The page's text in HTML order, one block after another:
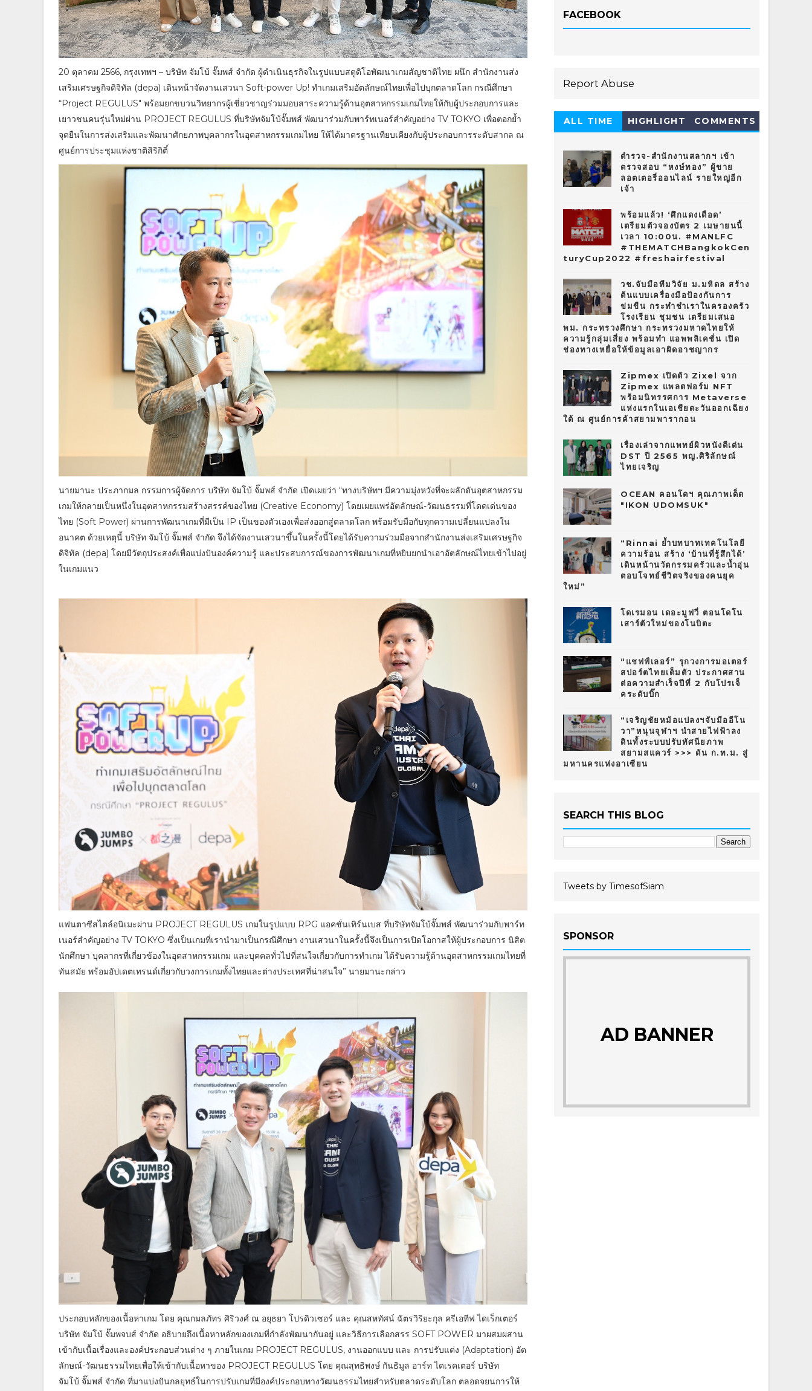
20 ตุลาคม 2566, กรุงเทพฯ – บริษัท จัมโบ้ จั๊มพส์ จำกัด ผู้ดำเนินธุรกิจในรูปแบบสตูดิโอพัฒนาเกมสัญชาติไทย ผนึก สำนักงานส่ง
เสริมเศรษฐกิจดิจิทัล (depa) เดินหน้าจัดงานเสวนา Soft-power Up! ทำเกมเสริมอัตลักษณ์ไทยเพื่อไปบุกตลาดโลก กรณีศึกษา
“Project REGULUS" พร้อมยกขบวนวิทยากรผู้เชี่ยวชาญร่วมมอบสาระความรู้ด้านอุตสาหกรรมเกมไทยให้กับผู้ประกอบการและ
เยาวชนคนรุ่นใหม่ผ่าน PROJECT REGULUS ที่บริษัทจัมโบ้จั๊มพส์ พัฒนาร่วมกับพาร์ทเนอร์สำคัญอย่าง TV TOKYO เพื่อตอกย้ำ
จุดยืนในการส่งเสริมและพัฒนาศักยภาพบุคลากรในอุตสาหกรรมเกมไทย ให้ได้มาตรฐานเทียบเคียงกับผู้ประกอบการระดับสากล ณ
ศูนย์การประชุมแห่งชาติสิริกิติ์
นายมานะ ประภากมล กรรมการผู้จัดการ บริษัท จัมโบ้ จั๊มพส์ จำกัด เปิดเผยว่า “ทางบริษัทฯ มีความมุ่งหวังที่จะผลักดันอุตสาหกรรม
เกมให้กลายเป็นหนึ่งในอุตสาหกรรมสร้างสรรค์ของไทย (Creative Economy) โดยเผยแพร่อัตลักษณ์-วัฒนธรรมที่โดดเด่นของ
ไทย (Soft Power) ผ่านการพัฒนาเกมที่มีเป็น IP เป็นของตัวเองเพื่อส่งออกสู่ตลาดโลก พร้อมรับมือกับทุกความเปลี่ยนแปลงใน
อนาคต ด้วยเหตุนี้ บริษัท จัมโบ้ จั๊มพส์ จำกัด จึงได้จัดงานเสวนาขึ้นในครั้งนี้โดยได้รับความร่วมมือจากสำนักงานส่งเสริมเศรษฐกิจ
ดิจิทัล (depa) โดยมีวัตถุประสงค์เพื่อแบ่งปันองค์ความรู้ และประสบการณ์ของการพัฒนาเกมที่หยิบยกนำเอาอัตลักษณ์ไทยเข้าไปอยู่
ในเกมแนว
แฟนตาซีสไตล์อนิเมะผ่าน PROJECT REGULUS เกมในรูปแบบ RPG แอคชั่นเทิร์นเบส ที่บริษัทจัมโบ้จั๊มพส์ พัฒนาร่วมกับพาร์ท
เนอร์สำคัญอย่าง TV TOKYO ซึ่งเป็นเกมที่เรานำมาเป็นกรณีศึกษา งานเสวนาในครั้งนี้จึงเป็นการเปิดโอกาสให้ผู้ประกอบการ นิสิต
นักศึกษา บุคลากรที่เกี่ยวข้องในอุตสาหกรรมเกม และบุคคลทั่วไปที่สนใจเกี่ยวกับการทำเกม ได้รับความรู้ด้านอุตสาหกรรมเกมไทยที่
ทันสมัย พร้อมอัปเดตเทรนด์เกี่ยวกับวงการเกมทั้งไทยและต่างประเทศที่น่าสนใจ” นายมานะกล่าว
ประกอบหลักของเนื้อหาเกม โดย คุณกมลภัทร ศิริวงศ์ ณ อยุธยา โปรดิวเซอร์ และ คุณสหทัศน์ ฉัตรวิริยะกุล ครีเอทีฟ ไดเร็กเตอร์
บริษัท จัมโบ้ จั๊มพจบส์ จำกัด อธิบายถึงเนื้อหาหลักของเกมที่กำลังพัฒนากันอยู่ และวิธีการเลือกสรร SOFT POWER มาผสมผสาน
เข้ากับเนื้อเรื่องและองค์ประกอบส่วนต่าง ๆ ภายในเกม PROJECT REGULUS, งานออกแบบ และ การปรับแต่ง (Adaptation) อัต
ลักษณ์-วัฒนธรรมไทยเพื่อให้เข้ากับเนื้อหาของ PROJECT REGULUS โดย คุณสุทธิพงษ์ กันธิมูล อาร์ท ไดเรคเตอร์ บริษัท
จัมโบ้ จั๊มพส์ จำกัด ที่มาแบ่งปันกลยุทธ์ในการปรับเกมที่มีองค์ประกอบทางวัฒนธรรมไทยสำหรับตลาดระดับโลก ตลอดจยนการให้
FACEBOOK
Report Abuse
ALL TIME
HIGHLIGHT COMMENTS
ตำรวจ-สำนักงานสลากฯ เข้า
ตรวจสอบ “หงษ์ทอง” ผู้ขาย
ลอตเตอรี่ออนไลน์ รายใหญ่อีก
เจ้า
พร้อมแล้ว! ‘ศึกแดงเดือด’
เตรียมตัวจองบัตร 2 เมษายนนี้
เวลา 10:00น. #MANLFC
#THEMATCHBangkokCen
turyCup2022 #freshairfestival
วช.จับมือทีมวิจัย ม.มหิดล สร้าง
ต้นแบบเครื่องมือป้องกันการ
ข่มขืน กระทำชำเราในครองครัว
โรงเรียน ชุมชน เตรียมเสนอ
พม. กระทรวงศึกษา กระทรวงมหาดไทยให้
ความรู้กลุ่มเสี่ยง พร้อมทำ แอพพลิเคชั่น เปิด
ช่องทางเหยื่อให้ข้อมูลเอาผิดอาชญากร
Zipmex เปิดตัว Zixel จาก
Zipmex แพลตฟอร์ม NFT
พร้อมนิทรรศการ Metaverse
แห่งแรกในเอเชียตะวันออกเฉียง
ใต้ ณ ศูนย์การค้าสยามพารากอน
เรื่องเล่าจากแพทย์ผิวหนังดีเด่น
DST ปี 2565 พญ.ศิริลักษณ์
ไทยเจริญ
OCEAN คอนโดฯ คุณภาพเด็ด
"IKON UDOMSUK"
“Rinnai ย้ำบทบาทเทคโนโลยี
ความร้อน สร้าง ‘บ้านที่รู้สึกได้’
เดินหน้านวัตกรรมครัวและน้ำอุ่น
ตอบโจทย์ชีวิตจริงของคนยุค
ใหม่”
โดเรมอน เดอะมูฟวี่ ตอนโดโน
เสาร์ตัวใหม่ของโนบิตะ
“แชฟฟ์เลอร์” รุกวงการมอเตอร์
สปอร์ตไทยเต็มตัว ประกาศสาน
ต่อความสำเร็จปีที่ 2 กับโปรเจ็
คระดับบิ๊ก
“เจริญชัยหม้อแปลงฯจับมืออีโน
วา”หนุนจุฬาฯ นำสายไฟฟ้าลง
ดินทั้งระบบปรับทัศนียภาพ
สยามสแควร์ >>> ดัน ก.ท.ม. สู่
มหานครแห่งอาเซียน
SEARCH THIS BLOG
Tweets by TimesofSiam
SPONSOR
AD BANNER